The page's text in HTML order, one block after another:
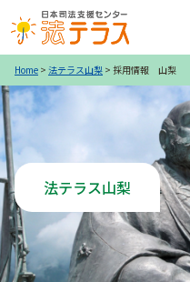
Home > 法テラス山梨 > 採用情報 山梨
法テラス山梨